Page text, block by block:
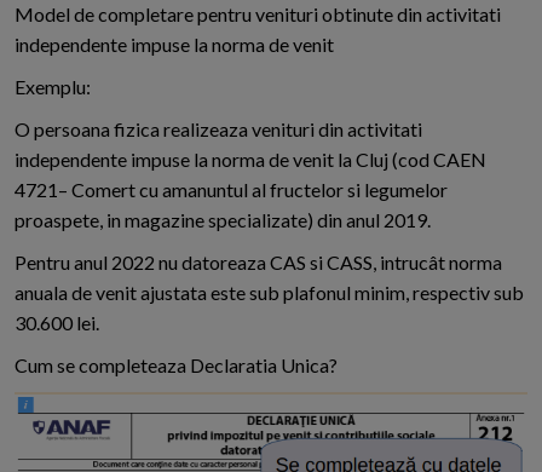
Model de completare pentru venituri obtinute din activitati
independente impuse la norma de venit
Exemplu:
O persoana fizica realizeaza venituri din activitati
independente impuse la norma de venit la Cluj (cod CAEN
4721– Comert cu amanuntul al fructelor si legumelor
proaspete, in magazine specializate) din anul 2019.
Pentru anul 2022 nu datoreaza CAS si CASS, intrucât norma
anuala de venit ajustata este sub plafonul minim, respectiv sub
30.600 lei.
Cum se completeaza Declaratia Unica?